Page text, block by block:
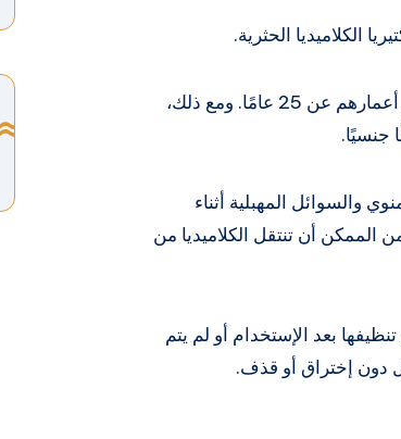
الكلاميديا ​​الحثرية.
تعد عدوى الكلاميديا ​​شائعة جدًا، خاصة بين الأشخاص الذين تقل أعمارهم عن 25 عامًا. ومع ذلك،
جنسيًا.
والسوائل المهبلية أثناء
أن تنتقل الكلاميديا من
بعد الإستخدام أو لم يتم
دون إختراق أو قذف.